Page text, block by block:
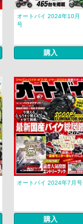
オートバイ 2024年10月
号
購入
オートバイ 2024年7月号
購入